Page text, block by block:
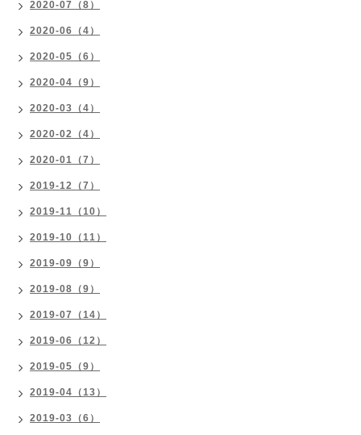
2020-07（8）
2020-06（4）
2020-05（6）
2020-04（9）
2020-03（4）
2020-02（4）
2020-01（7）
2019-12（7）
2019-11（10）
2019-10（11）
2019-09（9）
2019-08（9）
2019-07（14）
2019-06（12）
2019-05（9）
2019-04（13）
2019-03（6）